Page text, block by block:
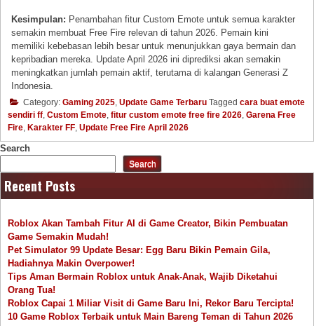
Kesimpulan: Penambahan fitur Custom Emote untuk semua karakter
semakin membuat Free Fire relevan di tahun 2026. Pemain kini
memiliki kebebasan lebih besar untuk menunjukkan gaya bermain dan
kepribadian mereka. Update April 2026 ini diprediksi akan semakin
meningkatkan jumlah pemain aktif, terutama di kalangan Generasi Z
Indonesia.
Category: Gaming 2025, Update Game Terbaru Tagged cara buat emote
sendiri ff, Custom Emote, fitur custom emote free fire 2026, Garena Free
Fire, Karakter FF, Update Free Fire April 2026
Search
Search
Recent Posts
Roblox Akan Tambah Fitur AI di Game Creator, Bikin Pembuatan
Game Semakin Mudah!
Pet Simulator 99 Update Besar: Egg Baru Bikin Pemain Gila,
Hadiahnya Makin Overpower!
Tips Aman Bermain Roblox untuk Anak-Anak, Wajib Diketahui
Orang Tua!
Roblox Capai 1 Miliar Visit di Game Baru Ini, Rekor Baru Tercipta!
10 Game Roblox Terbaik untuk Main Bareng Teman di Tahun 2026